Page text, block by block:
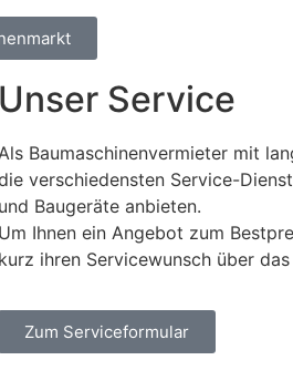
Unser Service
Als Baumaschinenvermieter mit
verschiedensten Service-
und Baugeräte anbieten.
Um Ihnen ein Angebot zum
kurz ihren Servicewunsch über
Zum Serviceformular